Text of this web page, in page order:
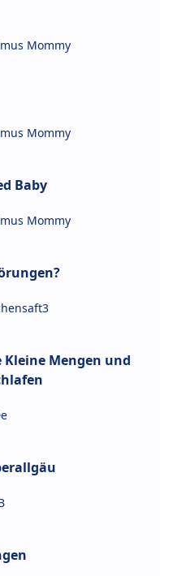
Mommy
Mommy
Baby
Mommy
Mengen und